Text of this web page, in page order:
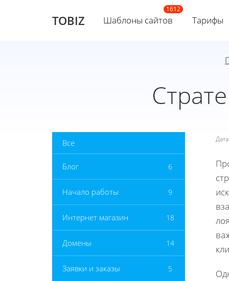
TOBIZ Шаблоны сайтов Тарифы
Все
Блог 6
Начало работы 9
Интернет магазин 18
Домены 14
Заявки и заказы 5